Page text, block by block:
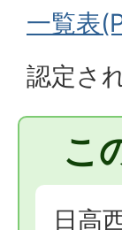
一覧表
認定さ
こ
日高